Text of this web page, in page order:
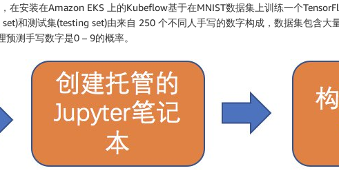
在安装在Amazon EKS 上的Kubeflow基于在MNIST数据集上训练一个
和测试集(testing set)由来自 250 个不同人手写的数字构成，数据集包含
测手写数字是0 – 9的概率。